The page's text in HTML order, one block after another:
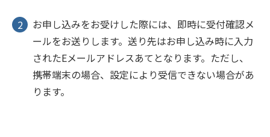
お申し込みをお受けした際には、即時に受付確認メ
ールをお送りします。送り先はお申し込み時に入力
されたEメールアドレスあてとなります。ただし、
携帯端末の場合、設定により受信できない場合があ
ります。